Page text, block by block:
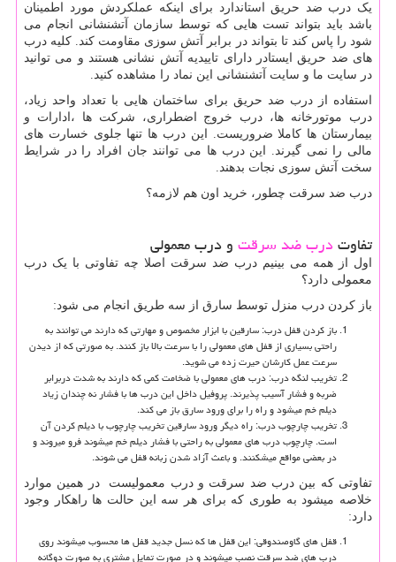
یک درب ضد حریق استاندارد برای اینکه عملکردش مورد اطمینان
باشد باید بتواند تست هایی که توسط سازمان آتشنشانی انجام می
شود را پاس کند تا بتواند در برابر آتش سوزی مقاومت کند. کلیه درب
های ضد حریق ایستادر دارای تاییدیه آتش نشانی هستند و می توانید
در سایت ما و سایت آتشنشانی این نماد را مشاهده کنید.
استفاده از درب ضد حریق برای ساختمان هایی با تعداد واحد زیاد،
درب موتورخانه ها، درب خروج اضطراری، شرکت ها ،ادارات و
بیمارستان ها کاملا ضروریست. این درب ها تنها جلوی خسارت های
مالی را نمی گیرند. این درب ها می توانند جان افراد را در شرایط
سخت آتش سوزی نجات بدهند.
درب ضد سرقت چطور، خرید اون هم لازمه؟
تفاوتدرب ضد سرقتو درب معمولی
اول از همه می بینیم درب ضد سرقت اصلا چه تفاوتی با یک درب
معمولی دارد؟
باز کردن درب منزل توسط سارق از سه طریق انجام می شود:
باز کردن قفل درب: سارقین با ابزار مخصوص و مهارتی که دارند می توانند به
راحتی بسیاری از قفل های معمولی را با سرعت بالا باز کنند. به صورتی که از دیدن
سرعت عمل کارشان حیرت زده می شوید.
تخریب لنگه درب: درب های معمولی با ضخامت کمی که دارند به شدت دربرابر
ضربه و فشار آسیب پذیرند. پروفیل داخل این درب ها با فشار نه چندان زیاد
دیلم خم میشود و راه را برای ورود سارق باز می کند.
تخریب چارچوب درب: راه دیگر ورود سارقین تخریب چارچوب با دیلم کردن آن
است. چارچوب درب های معمولی به راحتی با فشار دیلم خم میشوند فرو میروند و
در بعضی مواقع میشکنند. و باعث آزاد شدن زبانه قفل می شوند.
تفاوتی که بین درب ضد سرقت و درب معمولیست در همین موارد
خلاصه میشود به طوری که برای هر سه این حالت ها راهکار وجود
دارد:
قفل های گاوصندوقی: این قفل ها که نسل جدید قفل ها محسوب میشوند روی
درب های ضد سرقت نصب میشوند و در صورت تمایل مشتری به صورت دوگانه